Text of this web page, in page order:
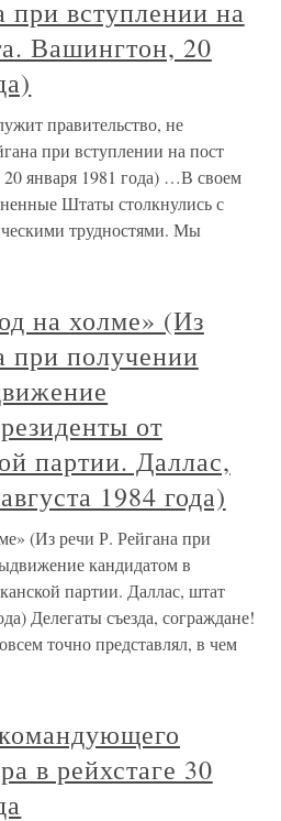
при вступлении на
Вашингтон, 20
правительство, не
при вступлении на пост
января 1981 года) …В своем
Штаты столкнулись с
трудностями. Мы
на холме» (Из
при получении
от
партии. Даллас,
1984 года)
(Из речи Р. Рейгана при
кандидатом в
партии. Даллас, штат
Делегаты съезда, сограждане!
точно представлял, в чем
в рейхстаге 30